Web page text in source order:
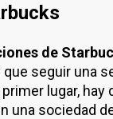
de
que seguir una
lugar, hay
una sociedad